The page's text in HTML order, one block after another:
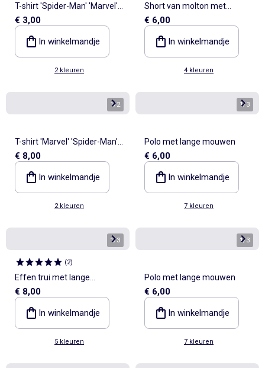
T-shirt 'Spider-Man' 'Marvel'
met korte mouwen
€ 3,00
In winkelmandje
2 kleuren
Short van molton met
zakken
€ 6,00
In winkelmandje
4 kleuren
1/2
T-shirt 'Marvel' 'Spider-Man'
met lange mouwen
€ 8,00
In winkelmandje
2 kleuren
1/3
Polo met lange mouwen
€ 6,00
In winkelmandje
7 kleuren
1/3
(2)
Effen trui met lange
mouwen
€ 8,00
In winkelmandje
5 kleuren
1/3
Polo met lange mouwen
€ 6,00
In winkelmandje
7 kleuren